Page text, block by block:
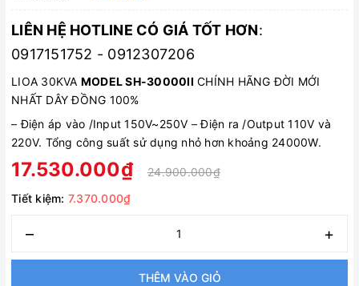
LIÊN HỆ HOTLINE CÓ GIÁ TỐT HƠN:
0917151752 - 0912307206
LIOA 30KVA MODEL SH-30000II CHÍNH HÃNG ĐỜI MỚI
NHẤT DÂY ĐỒNG 100%
–Điện áp vào /Input 150V~250V –Điện ra /Output 110V và
220V. Tổng công suất sử dụng nhỏ hơn khoảng 24000W.
17.530.000₫
24.900.000₫
Tiết kiệm: 7.370.000₫
– +
THÊM VÀO GIỎ